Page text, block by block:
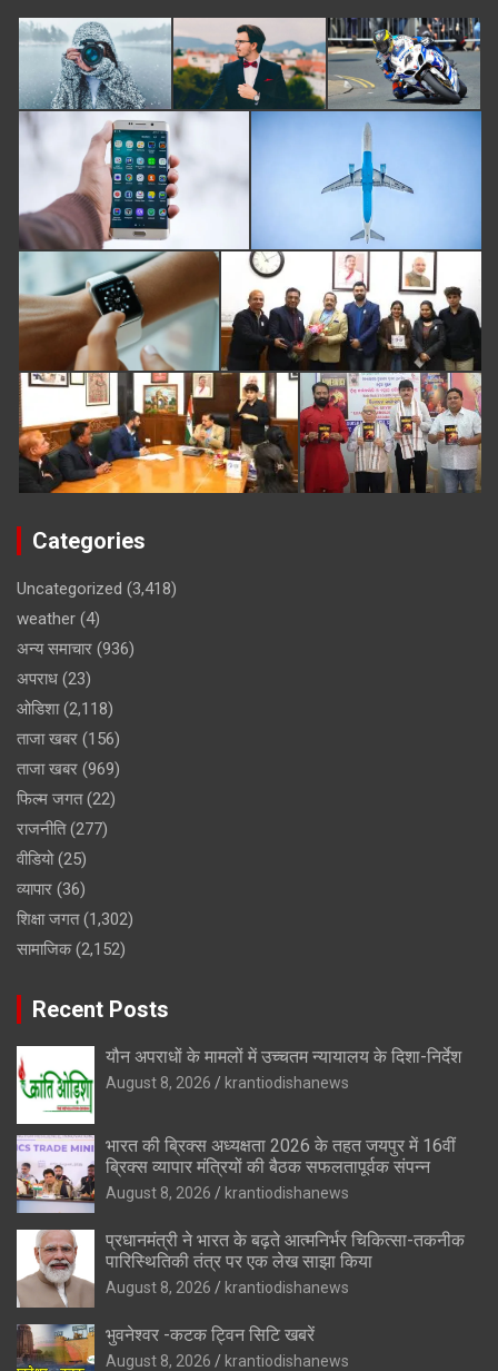
Categories
Uncategorized (3,418)
weather (4)
अन्य समाचार (936)
अपराध (23)
ओडिशा(2,118)
ताजा खबर (156)
ताजा खबर (969)
फिल्म जगत(22)
राजनीति(277)
वीडियो(25)
व्यापार (36)
शिक्षा जगत(1,302)
सामाजिक(2,152)
Recent Posts
यौन अपराधों के मामलों में उच्चतम न्यायालय के दिशा-निर्देश
August 8, 2026 krantiodishanews
भारत की ब्रिक्‍स अध्यक्षता 2026 के तहत जयपुर में 16वीं
ब्रिक्‍स व्यापार मंत्रियों की बैठक सफलतापूर्वक संपन्न
August 8, 2026 krantiodishanews
प्रधानमंत्री ने भारत के बढ़ते आत्मनिर्भर चिकित्सा-तकनीक
पारिस्थितिकी तंत्र पर एक लेख साझा किया
August 8, 2026 krantiodishanews
भुवनेश्वर -कटक ट्विन सिटि खबरें
August 8, 2026 krantiodishanews